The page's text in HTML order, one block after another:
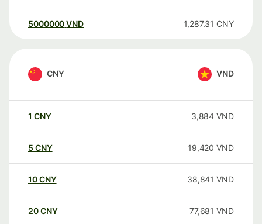
5000000VND 1,287.31 CNY
CNY VND
1 CNY 3,884 VND
5 CNY 19,420 VND
10CNY 38,841 VND
20CNY 77,681 VND